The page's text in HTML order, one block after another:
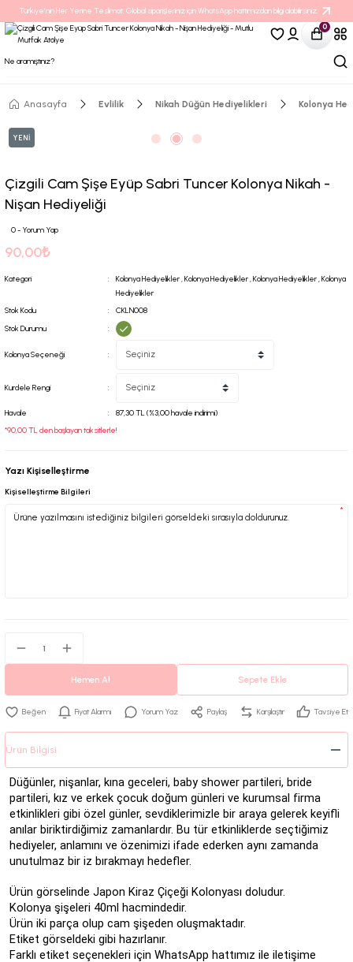
Türkiye’nin Her Yerine Teslimat. Global siparişleriniz için WhatsApp hattımızdan bilgi alabilirsiniz.
0
Anasayfa Evlilik Nikah Düğün Hediyelikleri Kolonya
YENİ
Çizgili Cam Şişe Eyüp Sabri Tuncer Kolonya Nikah -
Nişan Hediyeliği
0 - Yorum Yap
90,00₺
Kategori Kolonya Hediyelikler,Kolonya Hediyelikler,Kolonya Hediyelikler,Kolonya
Hediyelikler
Stok Kodu
CKLN008
Stok Durumu
Kolonya Seçeneği
Kurdele Rengi
Havale
87,30 TL (%3,00 havale indirimi)
*90,00 TL den başlayan taksitlerle!
Yazı Kişiselleştirme
Kişiselleştirme Bilgileri
*
Hemen Al Sepete Ekle
Fiyat Alarmı Yorum Yaz Paylaş Karşılaştır Tavsiye Et
Ürün Bilgisi
Düğünler, nişanlar, kına geceleri, baby shower partileri, bride
partileri, kız ve erkek çocuk doğum günleri ve kurumsal firma
etkinlikleri gibi özel günler, sevdiklerimizle bir araya gelerek keyifli
anılar biriktirdiğimiz zamanlardır. Bu tür etkinliklerde seçtiğimiz
hediyeler, anlamını ve özenimizi ifade ederken aynı zamanda
unutulmaz bir iz bırakmayı hedefler.
Ürün görselinde Japon Kiraz Çiçeği Kolonyası doludur.
Kolonya şişeleri 40ml hacmindedir.
Ürün iki parça olup cam şişeden oluşmaktadır.
Etiket görseldeki gibi hazırlanır.
Farklı etiket seçenekleri için WhatsApp hattımız ile iletişime